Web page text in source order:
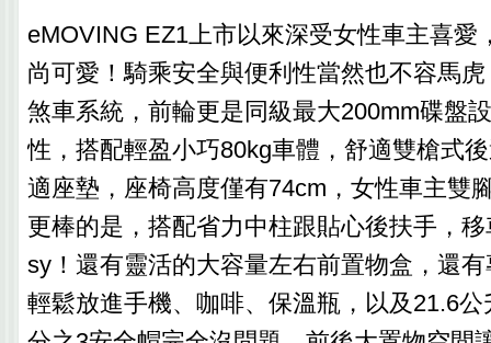
eMOVING EZ1上市以來深受女性車主喜愛
尚可愛！騎乘安全與便利性當然也不容馬
煞車系統，前輪更是同級最大200mm碟盤
性，搭配輕盈小巧80kg車體，舒適雙槍式
適座墊，座椅高度僅有74cm，女性車主雙
更棒的是，搭配省力中柱跟貼心後扶手，
sy！還有靈活的大容量左右前置物盒，還
輕鬆放進手機、咖啡、保溫瓶，以及21.6